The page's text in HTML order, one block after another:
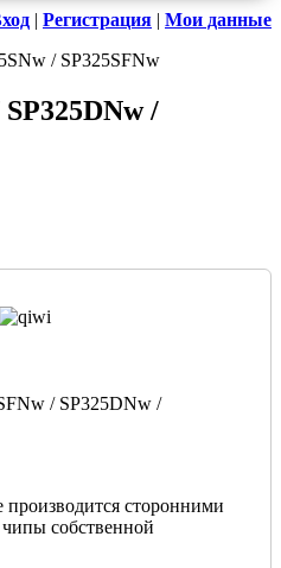
| Регистрация | Мои данные
/ SP325SFNw
/
/ SP325DNw /
сторонними
собственной